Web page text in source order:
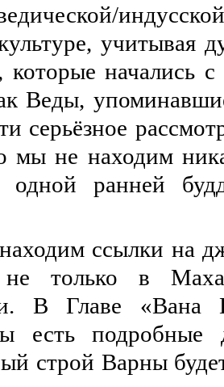
учитывая
начались
Веды,
серьёзное
мы не находим
ранней
ссылки на
не только в
В Главе «Вана
есть
строй Варны